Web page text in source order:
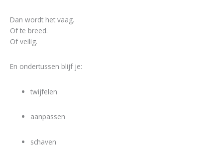
Dan wordt het vaag.
Of te breed.
Of veilig.
En ondertussen blijf je:
twijfelen
aanpassen
schaven